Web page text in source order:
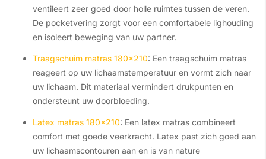
ventileert zeer goed door holle ruimtes tussen de veren.
De pocketvering zorgt voor een comfortabele lighouding
en isoleert beweging van uw partner.
Traagschuim matras 180x210: Een traagschuim matras
reageert op uw lichaamstemperatuur en vormt zich naar
uw lichaam. Dit materiaal vermindert drukpunten en
ondersteunt uw doorbloeding.
Latex matras 180x210: Een latex matras combineert
comfort met goede veerkracht. Latex past zich goed aan
uw lichaamscontouren aan en is van nature